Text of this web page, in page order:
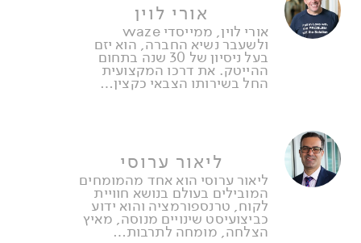
אורי לוין
אורי לוין, ממייסדי waze
ולשעבר נשיא החברה, הוא יזם
בעל ניסיון של 30 שנה בתחום
ההייטק. את דרכו המקצועית
החל בשירותו הצבאי כקצין…
ליאור ערוסי
ליאור ערוסי הוא אחד מהמומחים
המובילים בעולם בנושא חוויית
לקוח, טרנספורמציה והוא ידוע
כביצועיסט שינויים מנוסה, מאיץ
הצלחה, מומחה לתרבות…